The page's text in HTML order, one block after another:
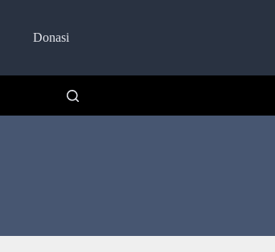
Donasi